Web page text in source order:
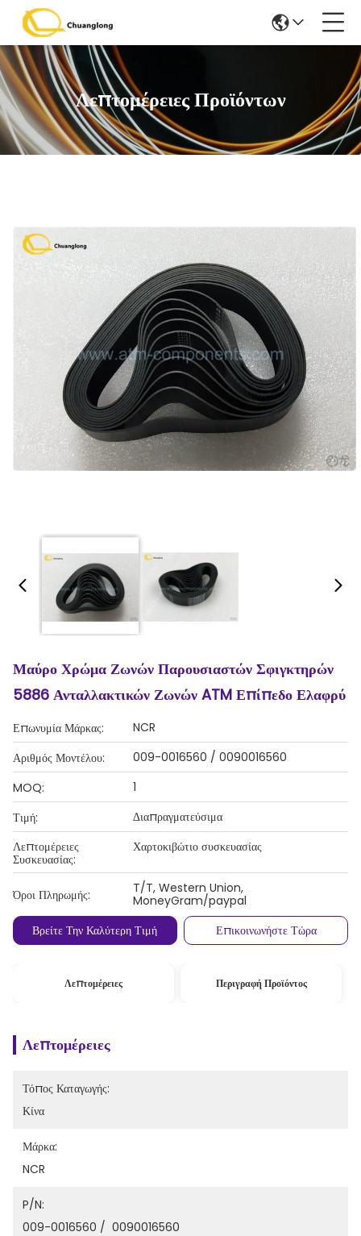
Λεπτομέρειες Προϊόντων
Μαύρο Χρώμα Ζωνών Παρουσιαστών Σφιγκτηρών
5886 Ανταλλακτικών Ζωνών ATM Επίπεδο Ελαφρύ
Επωνυμία Μάρκας:
NCR
Αριθμός Μοντέλου:
009-0016560 / 0090016560
MOQ:
1
Τιμή:
Διαπραγματεύσιμα
Λεπτομέρειες
Συσκευασίας:
Χαρτοκιβώτιο συσκευασίας
Όροι Πληρωμής:
T/T, Western Union,
MoneyGram/paypal
Βρείτε Την Καλύτερη Τιμή
Επικοινωνήστε Τώρα
Λεπτομέρειες Περιγραφή Προϊόντος
Λεπτομέρειες
Τόπος Καταγωγής:
Κίνα
Μάρκα:
NCR
P/N:
009-0016560 /  0090016560